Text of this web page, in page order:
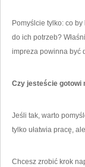
Pomyślcie tylko: co
do ich potrzeb?
impreza powinna być
Czy jesteście gotowi
Jeśli tak, warto
tylko ułatwia pracę,
Chcesz zrobić krok